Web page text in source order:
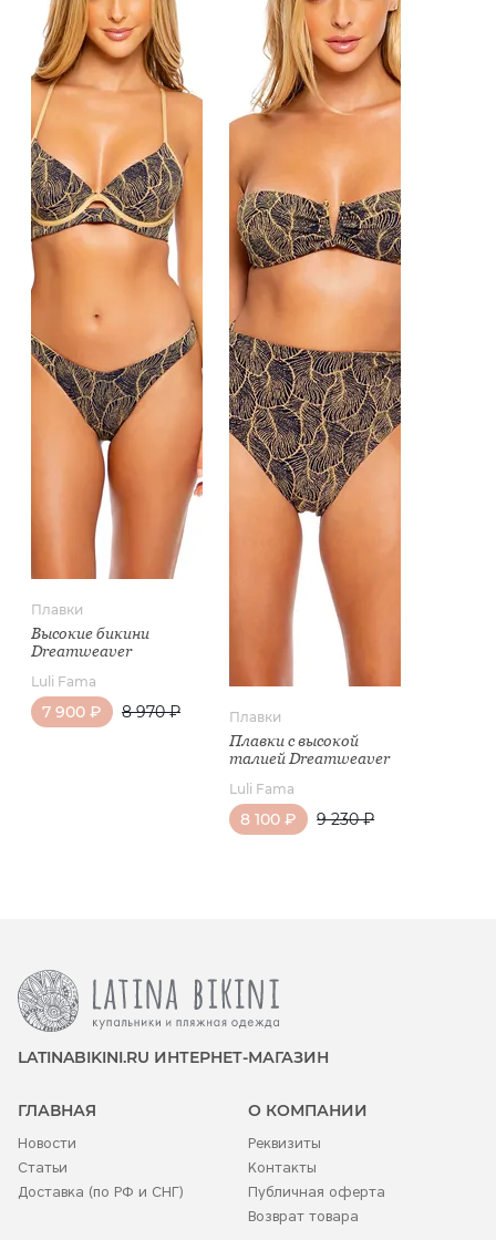
Плавки
Высокие бикини
Dreamweaver
Luli Fama
7 900 ₽ 8 970 ₽ Плавки
Плавки с высокой
талией Dreamweaver
Luli Fama
8 100 ₽ 9 230 ₽
LATINABIKINI.RU ИНТЕРНЕТ-МАГАЗИН
ГЛАВНАЯ
Новости
Статьи
Доставка (по РФ и СНГ)
О КОМПАНИИ
Реквизиты
Контакты
Публичная оферта
Возврат товара